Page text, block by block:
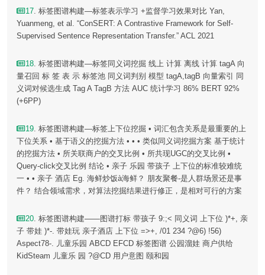
17. 标签图谱构建—标签表示学习 +监督学习效果对比 Yan,
Yuanmeng, et al. “ConSERT: A Contrastive Framework for Self-
Supervised Sentence Representation Transfer.” ACL 2021
18. 标签图谱构建—标签同义词挖掘 线上 计算 离线 计算 tagA 向
量召回 标 签 表 示 标签池 同义词判别 模型 tagA,tagB 向量索引 同
义词对候选生成 Tag A TagB 方法 AUC 统计学习 86% BERT 92%
(+6PP)
19. 标签图谱构建—标签上下位挖掘 • 词汇包含关系是最重要的上
下位关系 • 基于语义的挖掘方法 • • • 类似同义词挖掘方案 基于统计
的挖掘方法 • 所关联商户的交叉比例 • 所共现UGC的交叉比例 •
Query-click交叉比例 结论 • 亲子 乐园 带孩子 上下位的标准较难统
一 • • 亲子 酒店 Eg. 海鲜炒饭à海鲜？ 朋友聚餐-是人群场景还是事
件？ 结合领域需求，对算法挖掘结果进行修正，是相对可行的方案
20. 标签图谱构建——图谱打标 带孩子 9:;< 同义词 上下位 )*+, 亲
子 带娃 )*-. 带娃玩 亲子酒店 上下位 =>+, /01 234 ?@6) !56)
Aspect78-. 儿童乐园 ABCD EFCD 标签图谱 公园溜娃 商户供给
KidSteam 儿童乐 园 ?@CD 用户意图 颐和园